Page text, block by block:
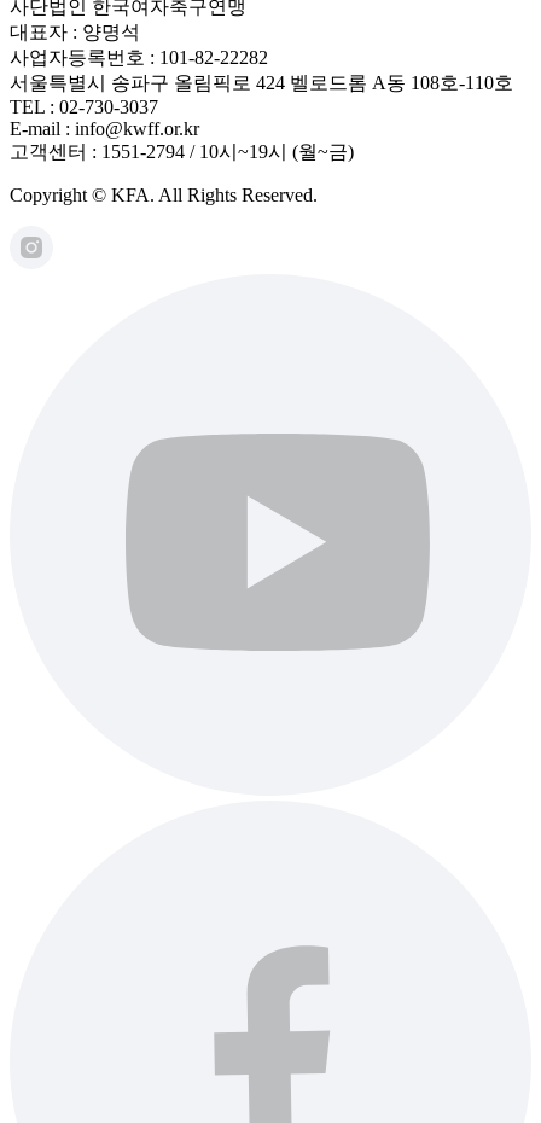
사단법인 한국여자축구연맹
대표자 : 양명석
사업자등록번호 : 101-82-22282
서울특별시 송파구 올림픽로 424 벨로드롬 A동 108호-110호
TEL : 02-730-3037
E-mail : info@kwff.or.kr
고객센터 : 1551-2794 / 10시~19시 (월~금)
Copyright © KFA. All Rights Reserved.